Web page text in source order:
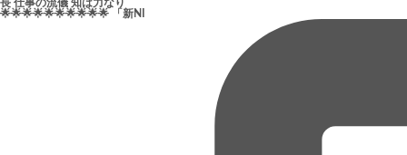
🌟🌟🌟🌟🌟🌟🌟🌟🌟🌟 「新NI